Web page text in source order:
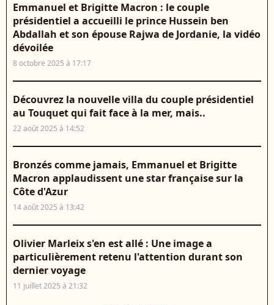
Emmanuel et Brigitte Macron : le couple
présidentiel a accueilli le prince Hussein ben
Abdallah et son épouse Rajwa de Jordanie, la vidéo
dévoilée
8 octobre 2025 à 17:17
Découvrez la nouvelle villa du couple présidentiel
au Touquet qui fait face à la mer, mais..
22 août 2025 à 14:52
Bronzés comme jamais, Emmanuel et Brigitte
Macron applaudissent une star française sur la
Côte d'Azur
14 août 2025 à 13:42
Olivier Marleix s'en est allé : Une image a
particulièrement retenu l'attention durant son
dernier voyage
11 juillet 2025 à 21:32